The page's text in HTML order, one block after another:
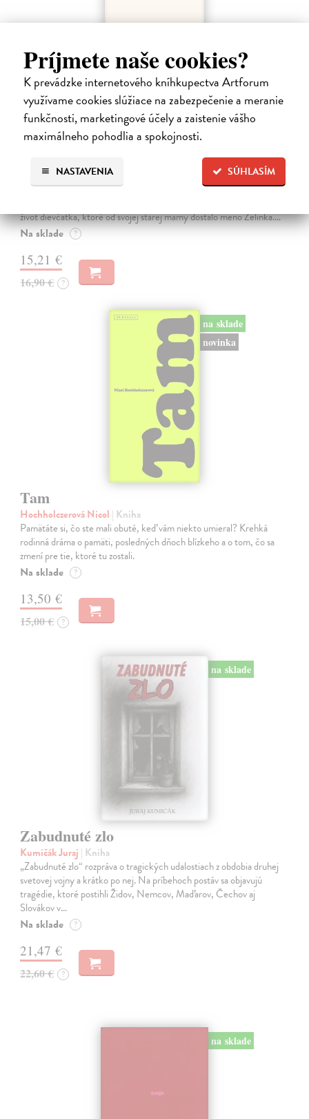
Príjmete naše cookies?
K prevádzke internetového kníhkupectva Artforum
využívame cookies slúžiace na zabezpečenie a meranie
funkčnosti, marketingové účely a zaistenie vášho
maximálneho pohodlia a spokojnosti.
SÚHLASÍM
NASTAVENIA
Wernerová Jana| Kniha
Tam, kde sa radosť zo slobodného pohybu a dobrodružstva prelína s
život dievčatka, ktoré od svojej starej mamy dostalo meno Zelinka.…
Na sklade ?
15,21 €
16,90 € ?
na sklade
novinka
Tam
Hochholczerová Nicol | Kniha
Pamätáte si, čo ste mali obuté, keď vám niekto umieral? Krehká
rodinná dráma o pamäti, posledných dňoch blízkeho a o tom, čo sa
zmení pre tie, ktoré tu zostali.
Na sklade ?
13,50 €
15,00 € ?
na sklade
Zabudnuté zlo
Kumičák Juraj | Kniha
„Zabudnuté zlo“ rozpráva o tragických udalostiach z obdobia druhej
svetovej vojny a krátko po nej. Na príbehoch postáv sa objavujú
tragédie, ktoré postihli Židov, Nemcov, Maďarov, Čechov aj
Slovákov v…
Na sklade ?
21,47 €
22,60 € ?
na sklade